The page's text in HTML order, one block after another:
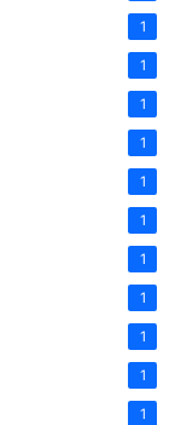
1
1
1
1
1
1
1
1
1
1
1